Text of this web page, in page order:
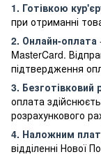
1. Готівкою
при отриманні
2. Онлайн-оплата
MasterCard.
підтвердження
3. Безготівковий
оплата
розрахункового
4. Наложним
відділенні Нової